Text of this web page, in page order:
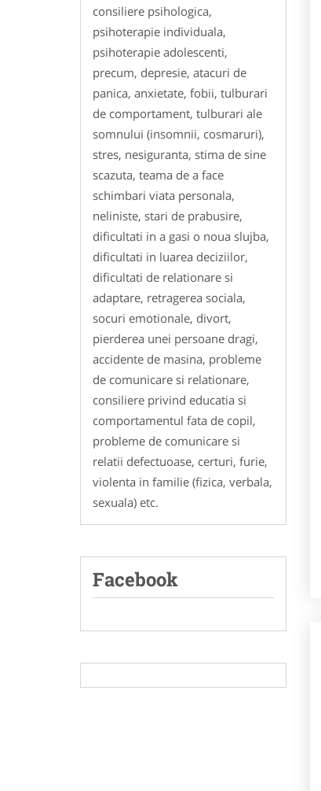
consiliere psihologica,
psihoterapie individuala,
psihoterapie adolescenti,
precum, depresie, atacuri de
panica, anxietate, fobii, tulburari
de comportament, tulburari ale
somnului (insomnii, cosmaruri),
stres, nesiguranta, stima de sine
scazuta, teama de a face
schimbari viata personala,
neliniste, stari de prabusire,
dificultati in a gasi o noua slujba,
dificultati in luarea deciziilor,
dificultati de relationare si
adaptare, retragerea sociala,
socuri emotionale, divort,
pierderea unei persoane dragi,
accidente de masina, probleme
de comunicare si relationare,
consiliere privind educatia si
comportamentul fata de copil,
probleme de comunicare si
relatii defectuoase, certuri, furie,
violenta in familie (fizica, verbala,
sexuala) etc.
Facebook